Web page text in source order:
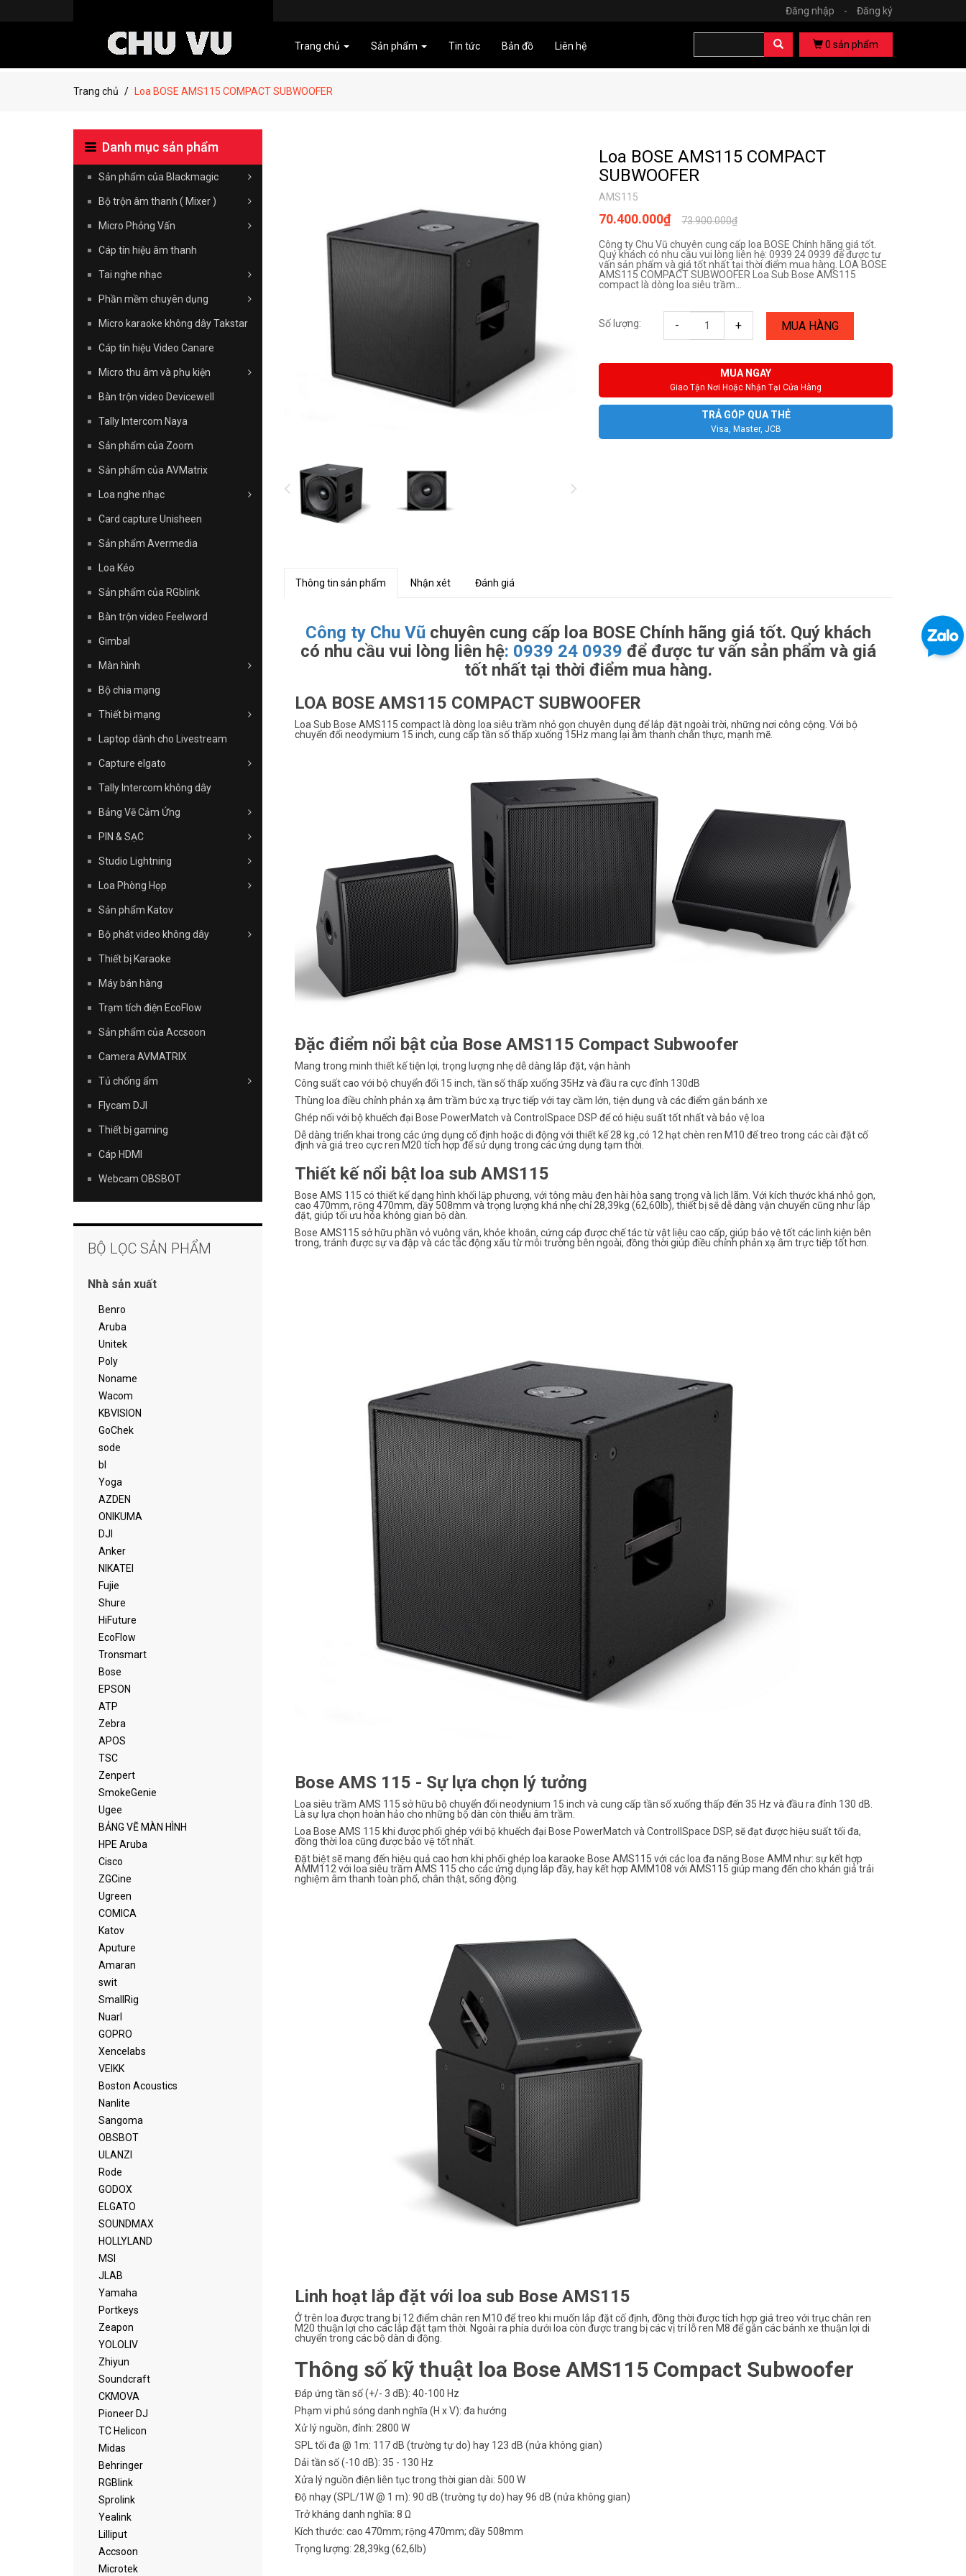
Đăng nhập - Đăng ký
Trang chủ Sản phẩm Tin tức Bản đồ Liên hệ 0 sản phẩm
Trang chủ Loa BOSE AMS115 COMPACT SUBWOOFER
Loa BOSE AMS115 COMPACT
SUBWOOFER
AMS115
73.900.000₫
70.400.000₫
Công ty Chu Vũ chuyên cung cấp loa BOSE Chính hãng giá tốt.
Quý khách có nhu cầu vui lòng liên hệ: 0939 24 0939 để được tư
vấn sản phẩm và giá tốt nhất tại thời điểm mua hàng. LOA BOSE
AMS115 COMPACT SUBWOOFER Loa Sub Bose AMS115
compact là dòng loa siêu trầm...
Số lượng: - + MUA HÀNG
MUA NGAY
Giao Tận Nơi Hoặc Nhận Tại Cửa Hàng
TRẢ GÓP QUA THẺ
Visa, Master, JCB
Thông tin sản phẩm Nhận xét Đánh giá
Công ty Chu Vũchuyên cung cấp loa BOSE Chính hãng giá tốt. Quý khách
có nhu cầu vui lòng liên hệ: 0939 24 0939 để được tư vấn sản phẩm và giá
tốt nhất tại thời điểm mua hàng.
LOA BOSE AMS115 COMPACT SUBWOOFER
Loa Sub Bose AMS115 compact là dòng loa siêu trầm nhỏ gọn chuyên dụng để lắp đặt ngoài trời, những nơi công cộng. Với bộ
chuyển đổi neodymium 15 inch, cung cấp tần số thấp xuống 15Hz mang lại âm thanh chân thực, mạnh mẽ.
Đặc điểm nổi bật của Bose AMS115 Compact Subwoofer
Mang trong minh thiết kế tiện lợi, trọng lượng nhẹ dễ dàng lắp đặt, vận hành
Công suất cao với bộ chuyển đổi 15 inch, tần số thấp xuống 35Hz và đầu ra cực đỉnh 130dB
Thùng loa điều chỉnh phản xạ âm trầm bức xạ trực tiếp với tay cầm lớn, tiện dụng và các điểm gắn bánh xe
Ghép nối với bộ khuếch đại Bose PowerMatch và ControlSpace DSP để có hiệu suất tốt nhất và bảo vệ loa
Dễ dàng triển khai trong các ứng dụng cố định hoặc di động với thiết kế 28 kg ,có 12 hạt chèn ren M10 để treo trong các cài đặt cố
định và giá treo cực ren M20 tích hợp để sử dụng trong các ứng dụng tạm thời.
Thiết kế nổi bật loa sub AMS115
Bose AMS 115 có thiết kế dạng hình khối lập phương, với tông màu đen hài hòa sang trọng và lịch lãm. Với kích thước khá nhỏ gọn,
cao 470mm, rộng 470mm, dầy 508mm và trọng lượng khá nhẹ chỉ 28,39kg (62,60lb), thiết bị sẽ dễ dàng vận chuyển cũng như lắp
đặt, giúp tối ưu hóa không gian bộ dàn.
Bose AMS115 sở hữu phần vỏ vuông vắn, khỏe khoắn, cứng cáp được chế tác từ vật liệu cao cấp, giúp bảo vệ tốt các linh kiện bên
trong, tránh được sự va đập và các tác động xấu từ môi trường bên ngoài, đồng thời giúp điều chỉnh phản xạ âm trực tiếp tốt hơn
Bose AMS 115 - Sự lựa chọn lý tưởng
Loa siêu trầm AMS 115 sở hữu bộ chuyển đổi neodynium 15 inch và cung cấp tần số xuống thấp đến 35 Hz và đầu ra đỉnh 130 dB.
Là sự lựa chọn hoàn hảo cho những bộ dàn còn thiếu âm trầm.
Loa Bose AMS 115 khi được phối ghép với bộ khuếch đại Bose PowerMatch và ControllSpace DSP, sẽ đạt được hiệu suất tối đa,
đồng thời loa cũng được bảo vệ tốt nhất.
Đặt biệt sẽ mang đến hiệu quả cao hơn khi phối ghép loa karaoke Bose AMS115 với các loa đa năng Bose AMM như: sự kết hợp
AMM112 với loa siêu trầm AMS 115 cho các ứng dụng lắp đầy, hay kết hợp AMM108 với AMS115 giúp mang đến cho khán giả trải
nghiệm âm thanh toàn phổ, chân thật, sống động.
Linh hoạt lắp đặt với loa sub Bose AMS115
Ở trên loa được trang bị 12 điểm chân ren M10 để treo khi muốn lắp đặt cố định, đồng thời được tích hợp giá treo với trục chân ren
M20 thuận lợi cho các lắp đặt tạm thời. Ngoài ra phía dưới loa còn được trang bị các vị trí lỗ ren M8 để gắn các bánh xe thuận lợi di
chuyển trong các bộ dàn di động.
Thông số kỹ thuật loa Bose AMS115 Compact Subwoofer
Đáp ứng tần số (+/- 3 dB): 40-100 Hz
Phạm vi phủ sóng danh nghĩa (H x V): đa hướng
Xử lý nguồn, đỉnh: 2800 W
SPL tối đa @ 1m: 117 dB (trường tự do) hay 123 dB (nửa không gian)
Dải tần số (-10 dB): 35 - 130 Hz
Xửa lý nguồn điện liên tục trong thời gian dài: 500 W
Độ nhạy (SPL/1W @ 1 m): 90 dB (trường tự do) hay 96 dB (nửa không gian)
Trở kháng danh nghĩa: 8 Ω
Kích thước: cao 470mm; rộng 470mm; dầy 508mm
Trọng lượng: 28,39kg (62,6lb)
Danh mục sản phẩm
Sản phẩm của Blackmagic
Bộ trộn âm thanh ( Mixer )
Micro Phỏng Vấn
Cáp tín hiệu âm thanh
Tai nghe nhạc
Phần mềm chuyên dụng
Micro karaoke không dây Takstar
Cáp tín hiệu Video Canare
Micro thu âm và phụ kiện
Bàn trộn video Devicewell
Tally Intercom Naya
Sản phẩm của Zoom
Sản phẩm của AVMatrix
Loa nghe nhạc
Card capture Unisheen
Sản phẩm Avermedia
Loa Kéo
Sản phẩm của RGblink
Bàn trộn video Feelword
Gimbal
Màn hình
Bộ chia mạng
Thiết bị mạng
Laptop dành cho Livestream
Capture elgato
Tally Intercom không dây
Bảng Vẽ Cảm Ứng
PIN & SẠC
Studio Lightning
Loa Phòng Họp
Sản phẩm Katov
Bộ phát video không dây
Thiết bị Karaoke
Máy bán hàng
Trạm tích điện EcoFlow
Sản phẩm của Accsoon
Camera AVMATRIX
Tủ chống ẩm
Flycam DJI
Thiết bị gaming
Cáp HDMI
Webcam OBSBOT
BỘ LỌC SẢN PHẨM
Nhà sản xuất
Benro
Aruba
Unitek
Poly
Noname
Wacom
KBVISION
GoChek
sode
bl
Yoga
AZDEN
ONIKUMA
DJI
Anker
NIKATEI
Fujie
Shure
HiFuture
EcoFlow
Tronsmart
Bose
EPSON
ATP
Zebra
APOS
TSC
Zenpert
SmokeGenie
Ugee
BẢNG VẼ MÀN HÌNH
HPE Aruba
Cisco
ZGCine
Ugreen
COMICA
Katov
Aputure
Amaran
swit
SmallRig
Nuarl
GOPRO
Xencelabs
VEIKK
Boston Acoustics
Nanlite
Sangoma
OBSBOT
ULANZI
Rode
GODOX
ELGATO
SOUNDMAX
HOLLYLAND
MSI
JLAB
Yamaha
Portkeys
Zeapon
YOLOLIV
Zhiyun
Soundcraft
CKMOVA
Pioneer DJ
TC Helicon
Midas
Behringer
RGBlink
Sprolink
Yealink
Lilliput
Accsoon
Microtek